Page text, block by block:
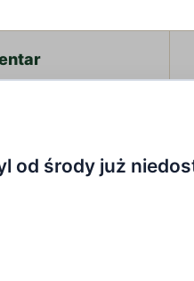
od środy już